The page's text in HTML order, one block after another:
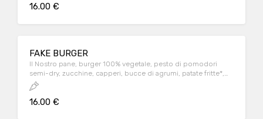
16.00 €
FAKE BURGER
Il Nostro pane, burger 100% vegetale, pesto di pomodori
semi-dry, zucchine, capperi, bucce di agrumi, patate fritte*,
salsa BBQ.
16.00 €